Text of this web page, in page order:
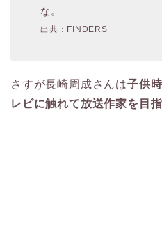
な。
出典：FINDERS
さすが長崎周成さんは子供
レビに触れて放送作家を目